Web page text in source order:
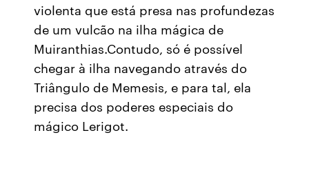
violenta que está presa nas profundezas
de um vulcão na ilha mágica de
Muiranthias.Contudo, só é possível
chegar à ilha navegando através do
Triângulo de Memesis, e para tal, ela
precisa dos poderes especiais do
mágico Lerigot.